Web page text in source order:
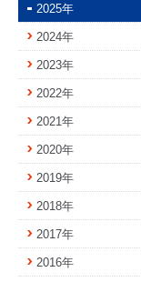
2025年
2024年
2023年
2022年
2021年
2020年
2019年
2018年
2017年
2016年